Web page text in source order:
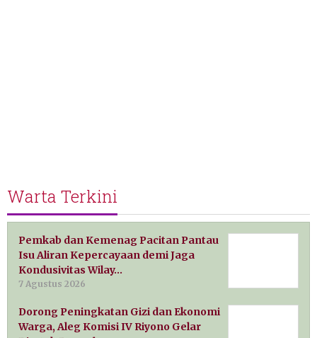
Warta Terkini
Pemkab dan Kemenag Pacitan Pantau
Isu Aliran Kepercayaan demi Jaga
Kondusivitas Wilay…
7 Agustus 2026
Dorong Peningkatan Gizi dan Ekonomi
Warga, Aleg Komisi IV Riyono Gelar